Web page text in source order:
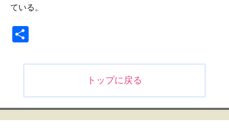
ている。
ビ
ゲ
トップに戻る